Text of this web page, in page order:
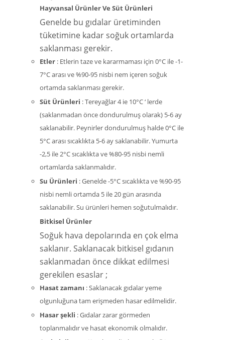
Hayvansal Ürünler Ve Süt Ürünleri
Genelde bu gıdalar üretiminden
tüketimine kadar soğuk ortamlarda
saklanması gerekir.
Etler : Etlerin taze ve kararmaması için 0°C ile -1-
7°C arası ve %90-95 nisbi nem içeren soğuk
ortamda saklanması gerekir.
Süt Ürünleri : Tereyağlar 4 ie 10°C ‘ lerde
(saklanmadan önce dondurulmuş olarak) 5-6 ay
saklanabilir. Peynirler dondurulmuş halde 0°C ile
5°C arası sıcaklıkta 5-6 ay saklanabilir. Yumurta
-2,5 ile 2°C sıcaklıkta ve %80-95 nisbi nemli
ortamlarda saklanmalıdır.
Su Ürünleri : Genelde -5°C sıcaklıkta ve %90-95
nisbi nemli ortamda 5 ile 20 gün arasında
saklanabilir. Su ürünleri hemen soğutulmalıdır.
Bitkisel Ürünler
Soğuk hava depolarında en çok elma
saklanır. Saklanacak bitkisel gıdanın
saklanmadan önce dikkat edilmesi
gerekilen esaslar ;
Hasat zamanı : Saklanacak gıdalar yeme
olgunluğuna tam erişmeden hasar edilmelidir.
Hasar şekli : Gıdalar zarar görmeden
toplanmalıdır ve hasat ekonomik olmalıdır.